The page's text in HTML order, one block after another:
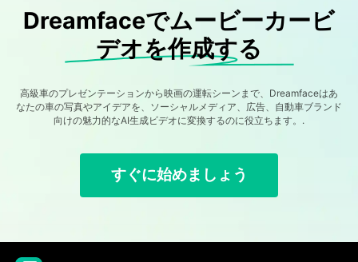
Dreamfaceでムービーカービ
デオを作成する
高級車のプレゼンテーションから映画の運転シーンまで、Dreamfaceはあ
なたの車の写真やアイデアを、ソーシャルメディア、広告、自動車ブランド
向けの魅力的なAI生成ビデオに変換するのに役立ちます。.
すぐに始めましょう